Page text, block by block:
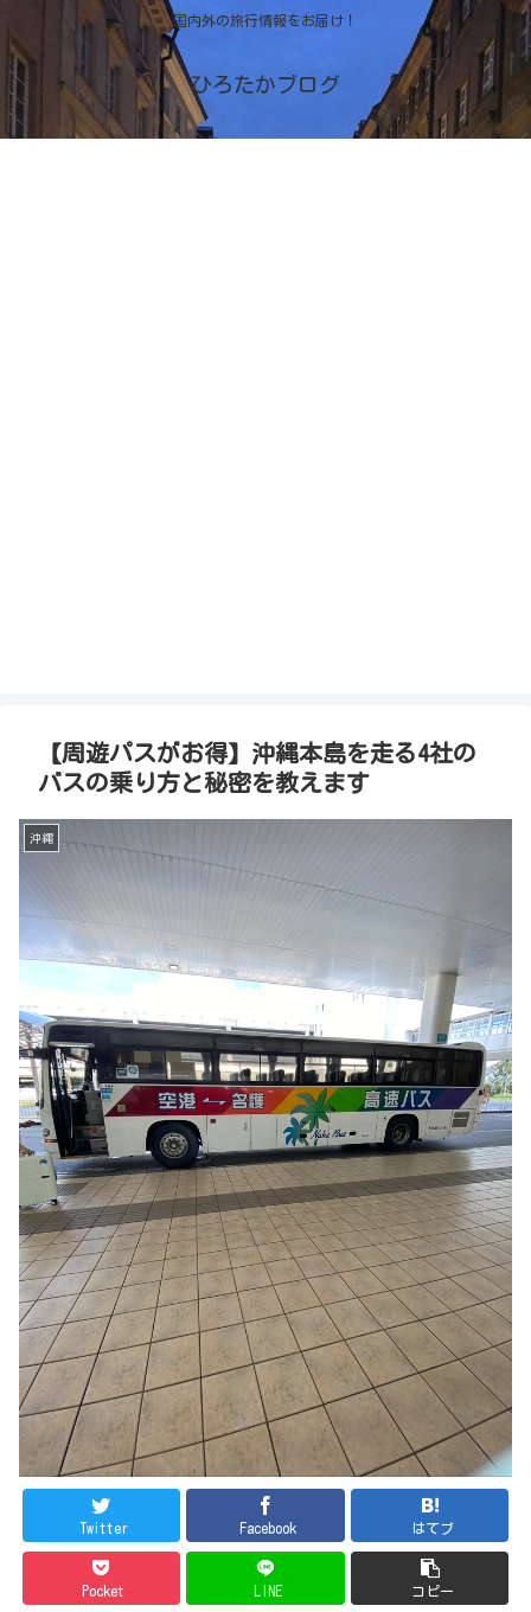
国内外の旅行情報をお届け！
ひろたかブログ
【周遊パスがお得】沖縄本島を走る4社の
バスの乗り方と秘密を教えます
沖縄
Twitter Facebook はてブ
Pocket LINE コピー